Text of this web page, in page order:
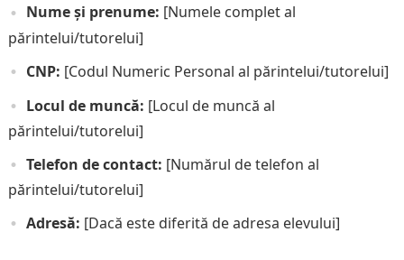
Nume și prenume: [Numele complet al
părintelui/tutorelui]
CNP: [Codul Numeric Personal al părintelui/tutorelui]
Locul de muncă: [Locul de muncă al
părintelui/tutorelui]
Telefon de contact: [Numărul de telefon al
părintelui/tutorelui]
Adresă: [Dacă este diferită de adresa elevului]